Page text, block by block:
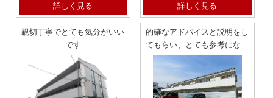
詳しく見る 詳しく見る
親切丁寧でとても気分がいい
です
的確なアドバイスと説明をし
てもらい、とても参考になり
ました。